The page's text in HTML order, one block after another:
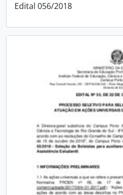
Edital 056/2018